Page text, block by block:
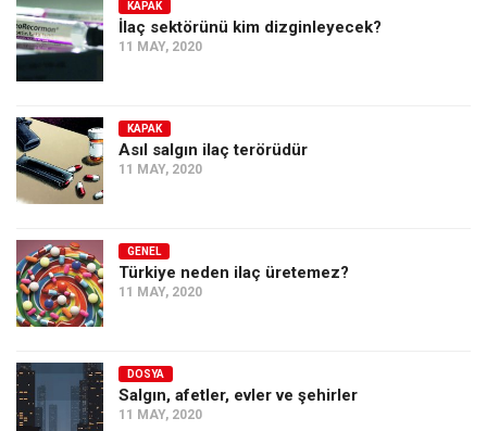
KAPAK
İlaç sektörünü kim dizginleyecek?
11 MAY, 2020
KAPAK
Asıl salgın ilaç terörüdür
11 MAY, 2020
GENEL
Türkiye neden ilaç üretemez?
11 MAY, 2020
DOSYA
Salgın, afetler, evler ve şehirler
11 MAY, 2020